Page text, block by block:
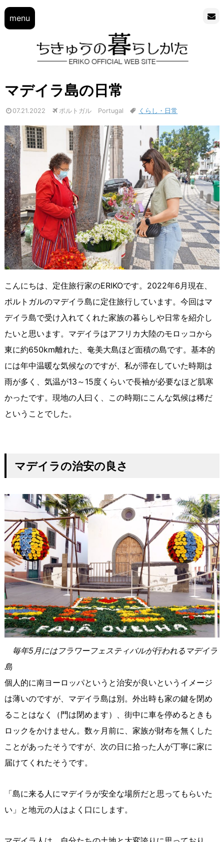
menu
マデイラ島の日常
07.21.2022 ポルトガル Portugal くらし・日常
こんにちは、定住旅行家のERIKOです。2022年6月現在、
ポルトガルのマデイラ島に定住旅行しています。今回はマ
デイラ島で受け入れてくれた家族の暮らしや日常を紹介し
たいと思います。マデイラはアフリカ大陸のモロッコから
東に約650km離れた、奄美大島ほど面積の島です。基本的
には年中温暖な気候なのですが、私が滞在していた時期は
雨が多く、気温が13～15度くらいで長袖が必要なほど肌寒
かったです。現地の人曰く、この時期にこんな気候は稀だ
ということでした。
マデイラの治安の良さ
毎年5月にはフラワーフェスティバルが行われるマデイラ
島
個人的に南ヨーロッパというと治安が良いというイメージ
は薄いのですが、マデイラ島は別。外出時も家の鍵を閉め
ることはなく（門は閉めます）、街中に車を停めるときも
ロックをかけません。数ヶ月前に、家族が財布を無くした
ことがあったそうですが、次の日に拾った人が丁寧に家に
届けてくれたそうです。
「島に来る人にマデイラが安全な場所だと思ってもらいた
い」と地元の人はよく口にします。